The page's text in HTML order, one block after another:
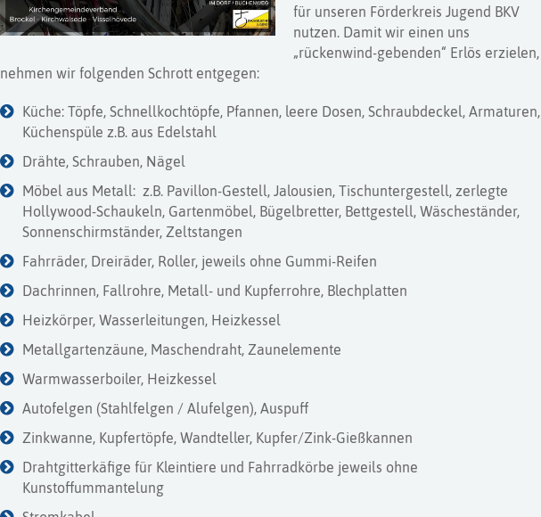
für unseren Förderkreis Jugend BKV
nutzen. Damit wir einen uns
„rückenwind-gebenden“ Erlös erzielen,
nehmen wir folgenden Schrott entgegen:
Küche: Töpfe, Schnellkochtöpfe, Pfannen, leere Dosen, Schraubdeckel, Armaturen,
Küchenspüle z.B. aus Edelstahl
Drähte, Schrauben, Nägel
Möbel aus Metall: z.B. Pavillon-Gestell, Jalousien, Tischuntergestell, zerlegte
Hollywood-Schaukeln, Gartenmöbel, Bügelbretter, Bettgestell, Wäscheständer,
Sonnenschirmständer, Zeltstangen
Fahrräder, Dreiräder, Roller, jeweils ohne Gummi-Reifen
Dachrinnen, Fallrohre, Metall- und Kupferrohre, Blechplatten
Heizkörper, Wasserleitungen, Heizkessel
Metallgartenzäune, Maschendraht, Zaunelemente
Warmwasserboiler, Heizkessel
Autofelgen (Stahlfelgen / Alufelgen), Auspuff
Zinkwanne, Kupfertöpfe, Wandteller, Kupfer/Zink-Gießkannen
Drahtgitterkäfige für Kleintiere und Fahrradkörbe jeweils ohne
Kunstoffummantelung